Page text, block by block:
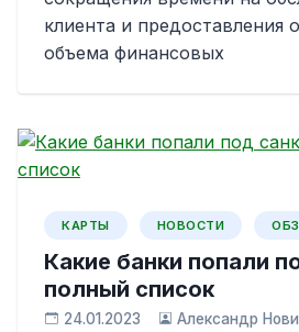
клиента и предоставления
объема финансовых
КАРТЫ НОВОСТИ
Какие банки попали
полный список
24.01.2023 Александр